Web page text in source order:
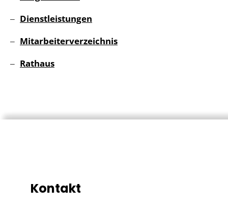
Dienstleistungen
Mitarbeiterverzeichnis
Rathaus
Kontakt